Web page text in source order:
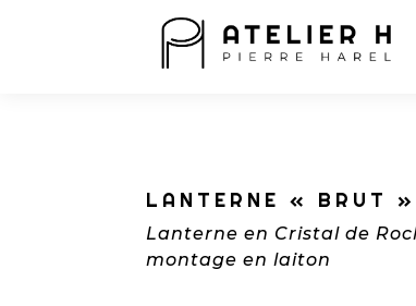
LANTERNE « BRUT »
Lanterne en Cristal de
montage en laiton